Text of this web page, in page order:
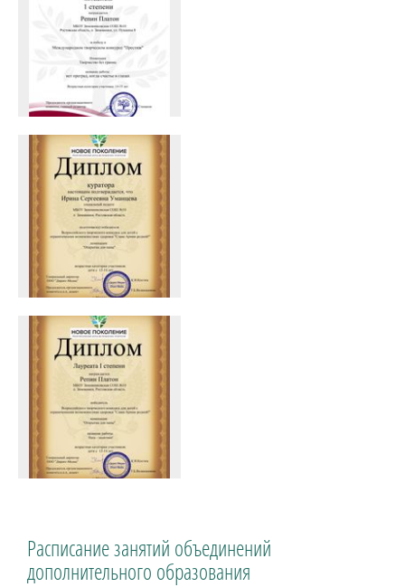
Расписание занятий объединений
дополнительного образования